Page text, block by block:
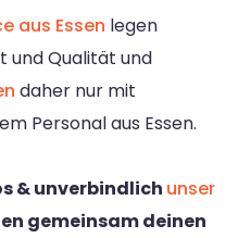
aus Essen legen
und Qualität und
daher nur mit
Personal aus Essen.
& unverbindlich unser
gemeinsam deinen